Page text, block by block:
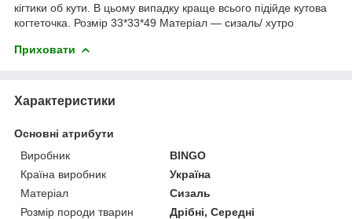
кігтики об кути. В цьому випадку краще всього підійде кутова
когтеточка. Розмір 33*33*49 Матеріал ― сизаль/ хутро
Приховати
Характеристики
Основні атрибути
Виробник
BINGO
Країна виробник
Україна
Матеріал
Сизаль
Розмір породи тварин
Дрібні, Середні